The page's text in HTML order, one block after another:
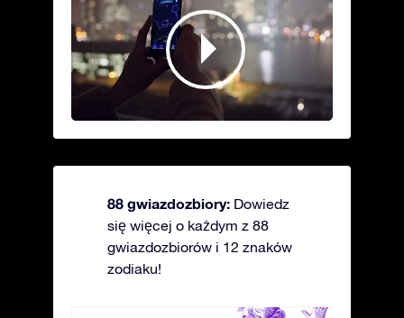
88 gwiazdozbiory: Dowiedz
się więcej o każdym z 88
gwiazdozbiorów i 12 znaków
zodiaku!